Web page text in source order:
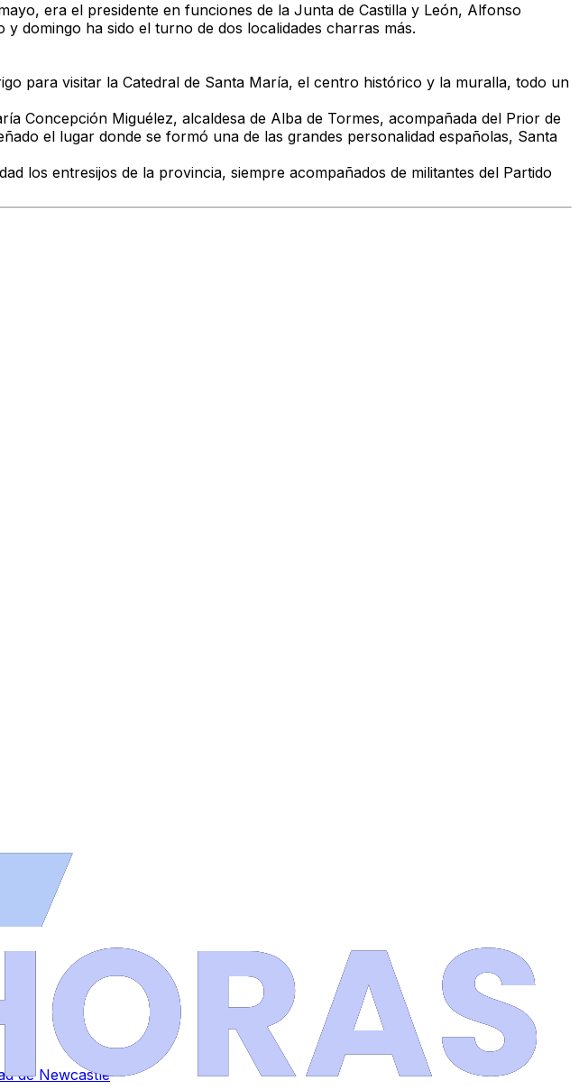
era el presidente en funciones de la Junta de Castilla y León, Alfonso
domingo ha sido el turno de dos localidades charras más.
para visitar la Catedral de Santa María, el centro histórico y la muralla, todo un
Concepción Miguélez, alcaldesa de Alba de Tormes, acompañada del Prior de
el lugar donde se formó una de las grandes personalidad españolas, Santa
los entresijos de la provincia, siempre acompañados de militantes del Partido
de Newcastle